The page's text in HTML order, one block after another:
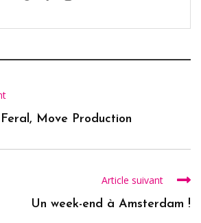
Move Production
Article suivant
Un week-end à Amsterdam !